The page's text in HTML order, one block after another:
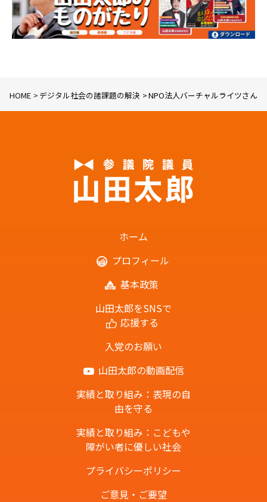
HOME デジタル社会の諸課題の解決 NPO法人バーチャルライツさん
ホーム
プロフィール
基本政策
山田太郎をSNSで
応援する
入党のお願い
山田太郎の動画配信
実績と取り組み：表現の自
由を守る
実績と取り組み：こどもや
障がい者に優しい社会
プライバシーポリシー
ご意見・ご要望